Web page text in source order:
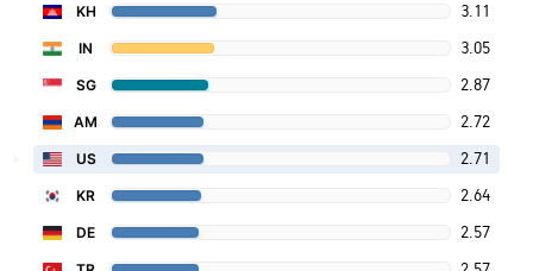
KH 3.11
IN 3.05
SG 2.87
AM 2.72
US 2.71
KR 2.64
DE 2.57